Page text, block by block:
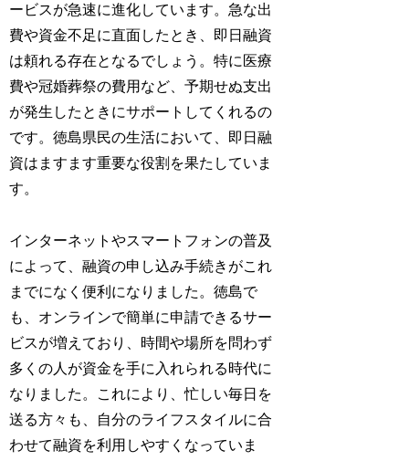
ービスが急速に進化しています。急な出
費や資金不足に直面したとき、即日融資
は頼れる存在となるでしょう。特に医療
費や冠婚葬祭の費用など、予期せぬ支出
が発生したときにサポートしてくれるの
です。徳島県民の生活において、即日融
資はますます重要な役割を果たしていま
す。
インターネットやスマートフォンの普及
によって、融資の申し込み手続きがこれ
までになく便利になりました。徳島で
も、オンラインで簡単に申請できるサー
ビスが増えており、時間や場所を問わず
多くの人が資金を手に入れられる時代に
なりました。これにより、忙しい毎日を
送る方々も、自分のライフスタイルに合
わせて融資を利用しやすくなっていま